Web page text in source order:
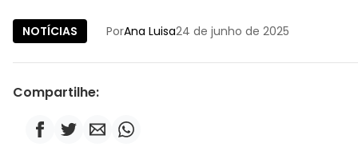
NOTÍCIAS PorAna Luisa24 de junho de 2025
Compartilhe: